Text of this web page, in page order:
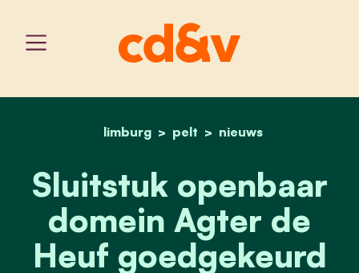
home
limburg pelt nieuws
sluitstuk openbaar
Sluitstuk openbaar
domein Agter de
Heuf goedgekeurd